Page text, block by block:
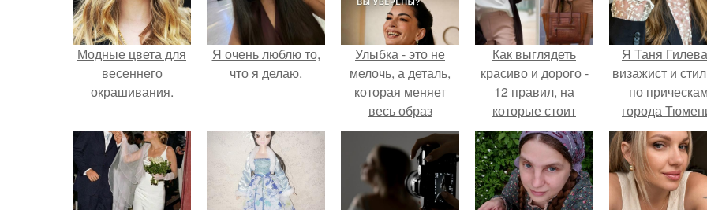
Модные цвета для
весеннего
окрашивания.
Я очень люблю то,
что я делаю.
Улыбка - это не
мелочь, а деталь,
которая меняет
весь образ
человека.
Как выглядеть
красиво и дорого -
12 правил, на
которые стоит
обратить внимание
в первую очередь.
Я Таня
визажист и
по
города